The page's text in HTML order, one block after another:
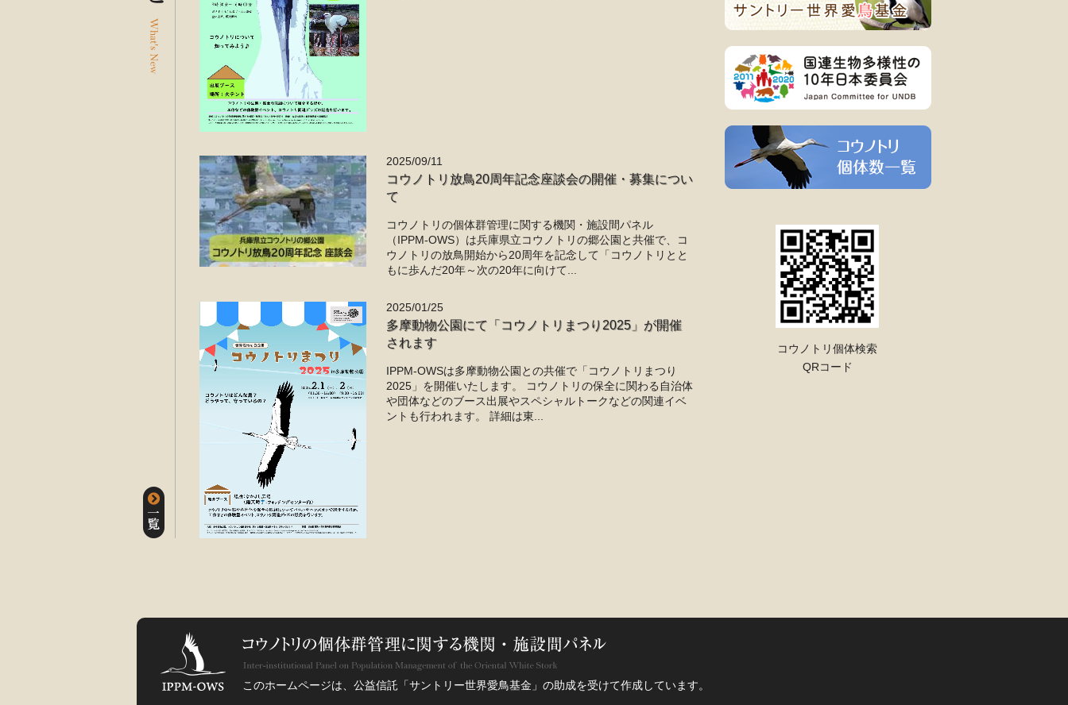
2025/09/11
コウノトリ放鳥20周年記念座談会の開催・募集につい
て
コウノトリの個体群管理に関する機関・施設間パネル
（IPPM‐OWS）は兵庫県立コウノトリの郷公園と共催で、コ
ウノトリの放鳥開始から20周年を記念して「コウノトリとと
もに歩んだ20年～次の20年に向けて...
2025/01/25
多摩動物公園にて「コウノトリまつり2025」が開催
されます
IPPM-OWSは多摩動物公園との共催で「コウノトリまつり
2025」を開催いたします。 コウノトリの保全に関わる自治体
や団体などのブース出展やスペシャルトークなどの関連イベ
ントも行われます。 詳細は東...
コウノトリ個体検索
QRコード
このホームページは、公益信託「サントリー世界愛鳥基金」の助成を受けて作成しています。